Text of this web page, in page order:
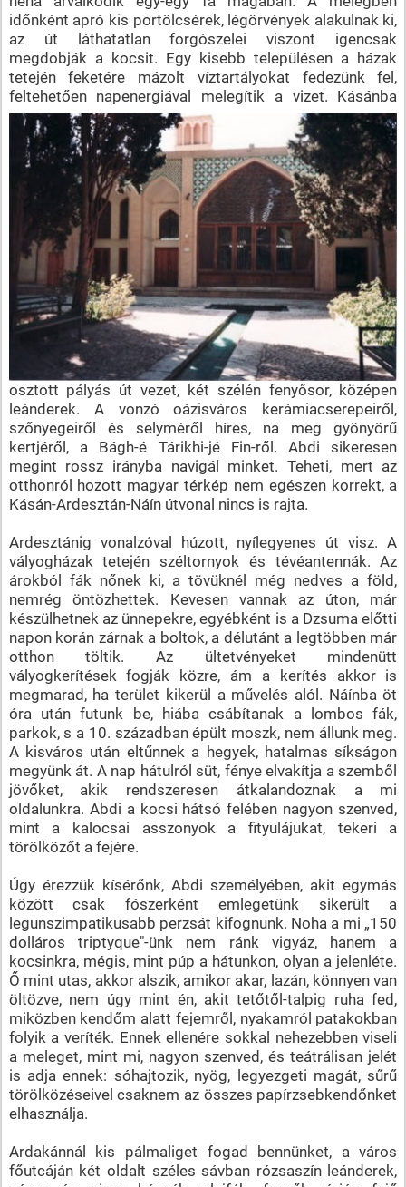
időnként apró kis portölcsérek, légörvények alakulnak ki,
az út láthatatlan forgószelei viszont igencsak
megdobják a kocsit. Egy kisebb településen a házak
tetején feketére mázolt víztartályokat fedezünk fel,
feltehetően napenergiával melegítik a vizet. Kásánba
osztott pályás út vezet, két szélén fenyősor, középen
leánderek. A vonzó oázisváros kerámiacserepeiről,
szőnyegeiről és selyméről híres, na meg gyönyörű
kertjéről, a Bágh-é Tárikhi-jé Fin-ről. Abdi sikeresen
megint rossz irányba navigál minket. Teheti, mert az
otthonról hozott magyar térkép nem egészen korrekt, a
Kásán-Ardesztán-Náín útvonal nincs is rajta.
Ardesztánig vonalzóval húzott, nyílegyenes út visz. A
vályogházak tetején széltornyok és tévéantennák. Az
árokból fák nőnek ki, a tövüknél még nedves a föld,
nemrég öntözhettek. Kevesen vannak az úton, már
készülhetnek az ünnepekre, egyébként is a Dzsuma előtti
napon korán zárnak a boltok, a délutánt a legtöbben már
otthon töltik. Az ültetvényeket mindenütt
vályogkerítések fogják közre, ám a kerítés akkor is
megmarad, ha terület kikerül a művelés alól. Náínba öt
óra után futunk be, hiába csábítanak a lombos fák,
parkok, s a 10. században épült moszk, nem állunk meg.
A kisváros után eltűnnek a hegyek, hatalmas síkságon
megyünk át. A nap hátulról süt, fénye elvakítja a szemből
jövőket, akik rendszeresen átkalandoznak a mi
oldalunkra. Abdi a kocsi hátsó felében nagyon szenved,
mint a kalocsai asszonyok a fityulájukat, tekeri a
törölközőt a fejére.
Úgy érezzük kísérőnk, Abdi személyében, akit egymás
között csak fószerként emlegetünk sikerült a
legunszimpatikusabb perzsát kifognunk. Noha a mi „150
dolláros triptyque"-ünk nem ránk vigyáz, hanem a
kocsinkra, mégis, mint púp a hátunkon, olyan a jelenléte.
Ő mint utas, akkor alszik, amikor akar, lazán, könnyen van
öltözve, nem úgy mint én, akit tetőtől-talpig ruha fed,
miközben kendőm alatt fejemről, nyakamról patakokban
folyik a veríték. Ennek ellenére sokkal nehezebben viseli
a meleget, mint mi, nagyon szenved, és teátrálisan jelét
is adja ennek: sóhajtozik, nyög, legyezgeti magát, sűrű
törölközéseivel csaknem az összes papírzsebkendőnket
elhasználja.
Ardakánnál kis pálmaliget fogad bennünket, a város
főutcáján két oldalt széles sávban rózsaszín leánderek,